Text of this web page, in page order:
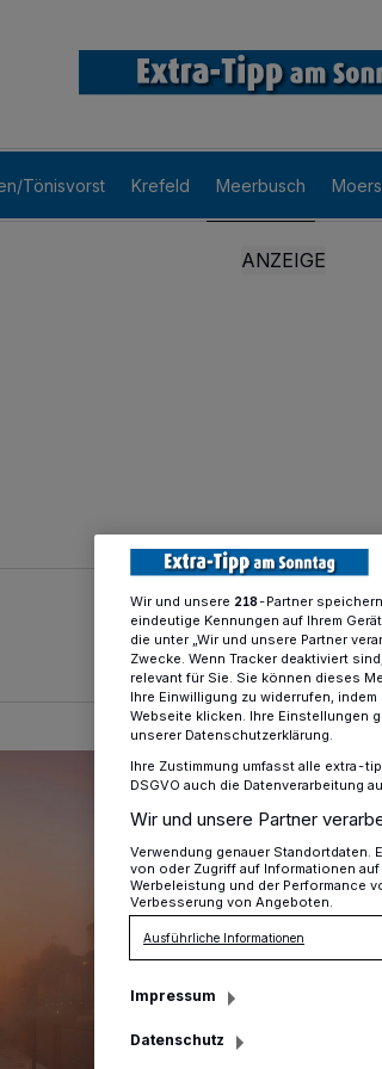
Tönisvorst Krefeld Meerbusch
Wir und unsere 218-Partner
eindeutige Kennungen auf Ihrem
die unter „Wir und unsere Partner
Zwecke. Wenn Tracker deaktiviert
relevant für Sie. Sie können dieses
Ihre Einwilligung zu widerrufen,
Webseite klicken. Ihre Einstellungen
unserer Datenschutzerklärung.
Ihre Zustimmung umfasst alle extra-
DSGVO auch die Datenverarbeitung
Wir und unsere Partner
Verwendung genauer Standortdaten.
von oder Zugriff auf Informationen
Werbeleistung und der Performance
Verbesserung von Angeboten.
Ausführliche Informationen
Impressum
Datenschutz